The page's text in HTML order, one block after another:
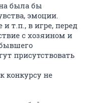
была бы
эмоции.
т.п., в игре, перед
с хозяином и
присутствовать
конкурсу не